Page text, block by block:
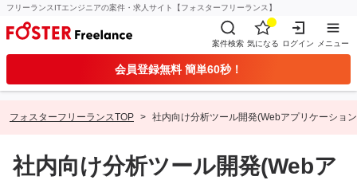
フリーランスITエンジニアの案件・求人サイト【フォスターフリーランス】
案件検索 気になる ログイン メニュー
会員登録無料 簡単60秒！
フォスターフリーランスTOP 社内向け分析ツール開発(Webアプリケーショ
社内向け分析ツール開発(Webア